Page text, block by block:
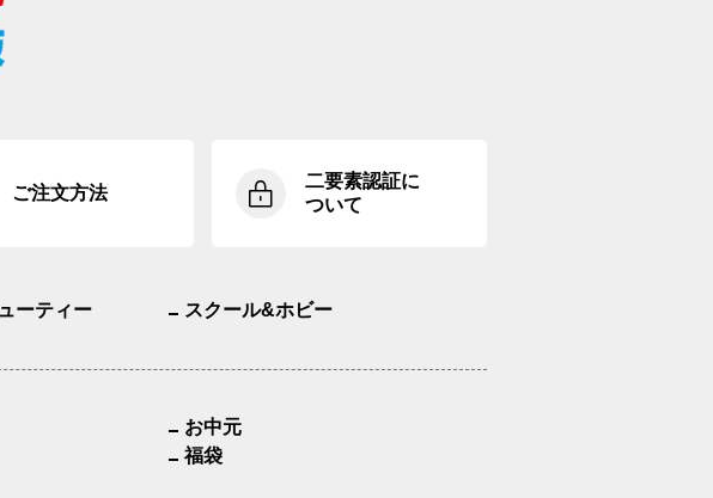
ご注文方法
二要素認証に
ついて
ーティー スクール&ホビー
お中元
福袋